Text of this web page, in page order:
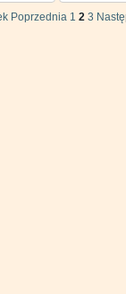
Poprzednia 1 2 3